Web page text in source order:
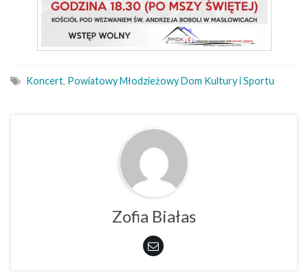
Koncert, Powiatowy Młodzieżowy Dom Kultury i Sportu
Zofia Białas